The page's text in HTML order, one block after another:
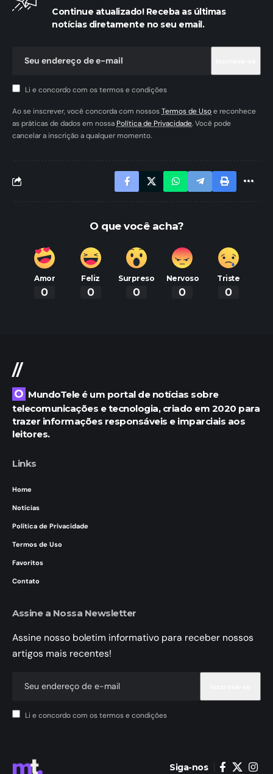
Continue atualizado! Receba as últimas
notícias diretamente no seu email.
Li e concordo com os termos e condições
Ao se inscrever, você concorda com nossosTermos de Usoe reconhece
as práticas de dados em nossaPolítica de Privacidade. Você pode
cancelar a inscrição a qualquer momento.
O que você acha?
Amor
0
Feliz
0
Surpreso
0
Nervoso
0
Triste
0
//
O MundoTele é um portal de notícias sobre
telecomunicações e tecnologia, criado em 2020 para
trazer informações responsáveis e imparciais aos
leitores.
Links
Home
Notícias
Política de Privacidade
Termos de Uso
Favoritos
Contato
Assine a Nossa Newsletter
Assine nosso boletim informativo para receber nossos
artigos mais recentes!
Li e concordo com os termos e condições
Siga-nos